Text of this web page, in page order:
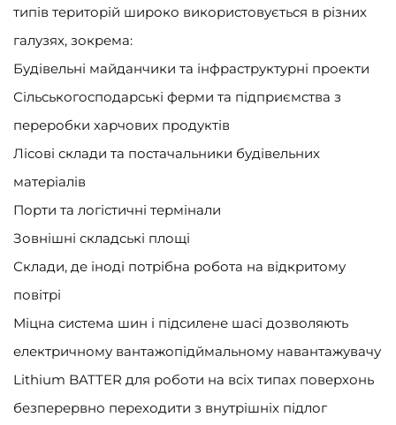
типів територій широко використовується в різних
галузях, зокрема:
Будівельні майданчики та інфраструктурні проекти
Сільськогосподарські ферми та підприємства з
переробки харчових продуктів
Лісові склади та постачальники будівельних
матеріалів
Порти та логістичні термінали
Зовнішні складські площі
Склади, де іноді потрібна робота на відкритому
повітрі
Міцна система шин і підсилене шасі дозволяють
електричному вантажопідймальному навантажувачу
Lithium BATTER для роботи на всіх типах поверхонь
безперервно переходити з внутрішніх підлог